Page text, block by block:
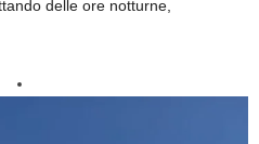
delle ore notturne,